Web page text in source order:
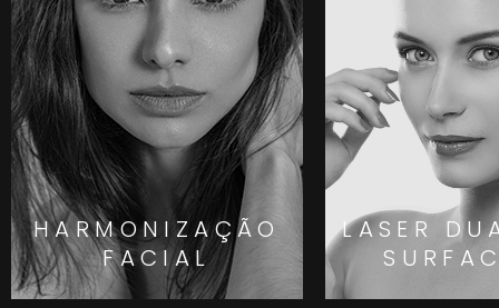
HARMONIZAÇÃO
FACIAL
LASER